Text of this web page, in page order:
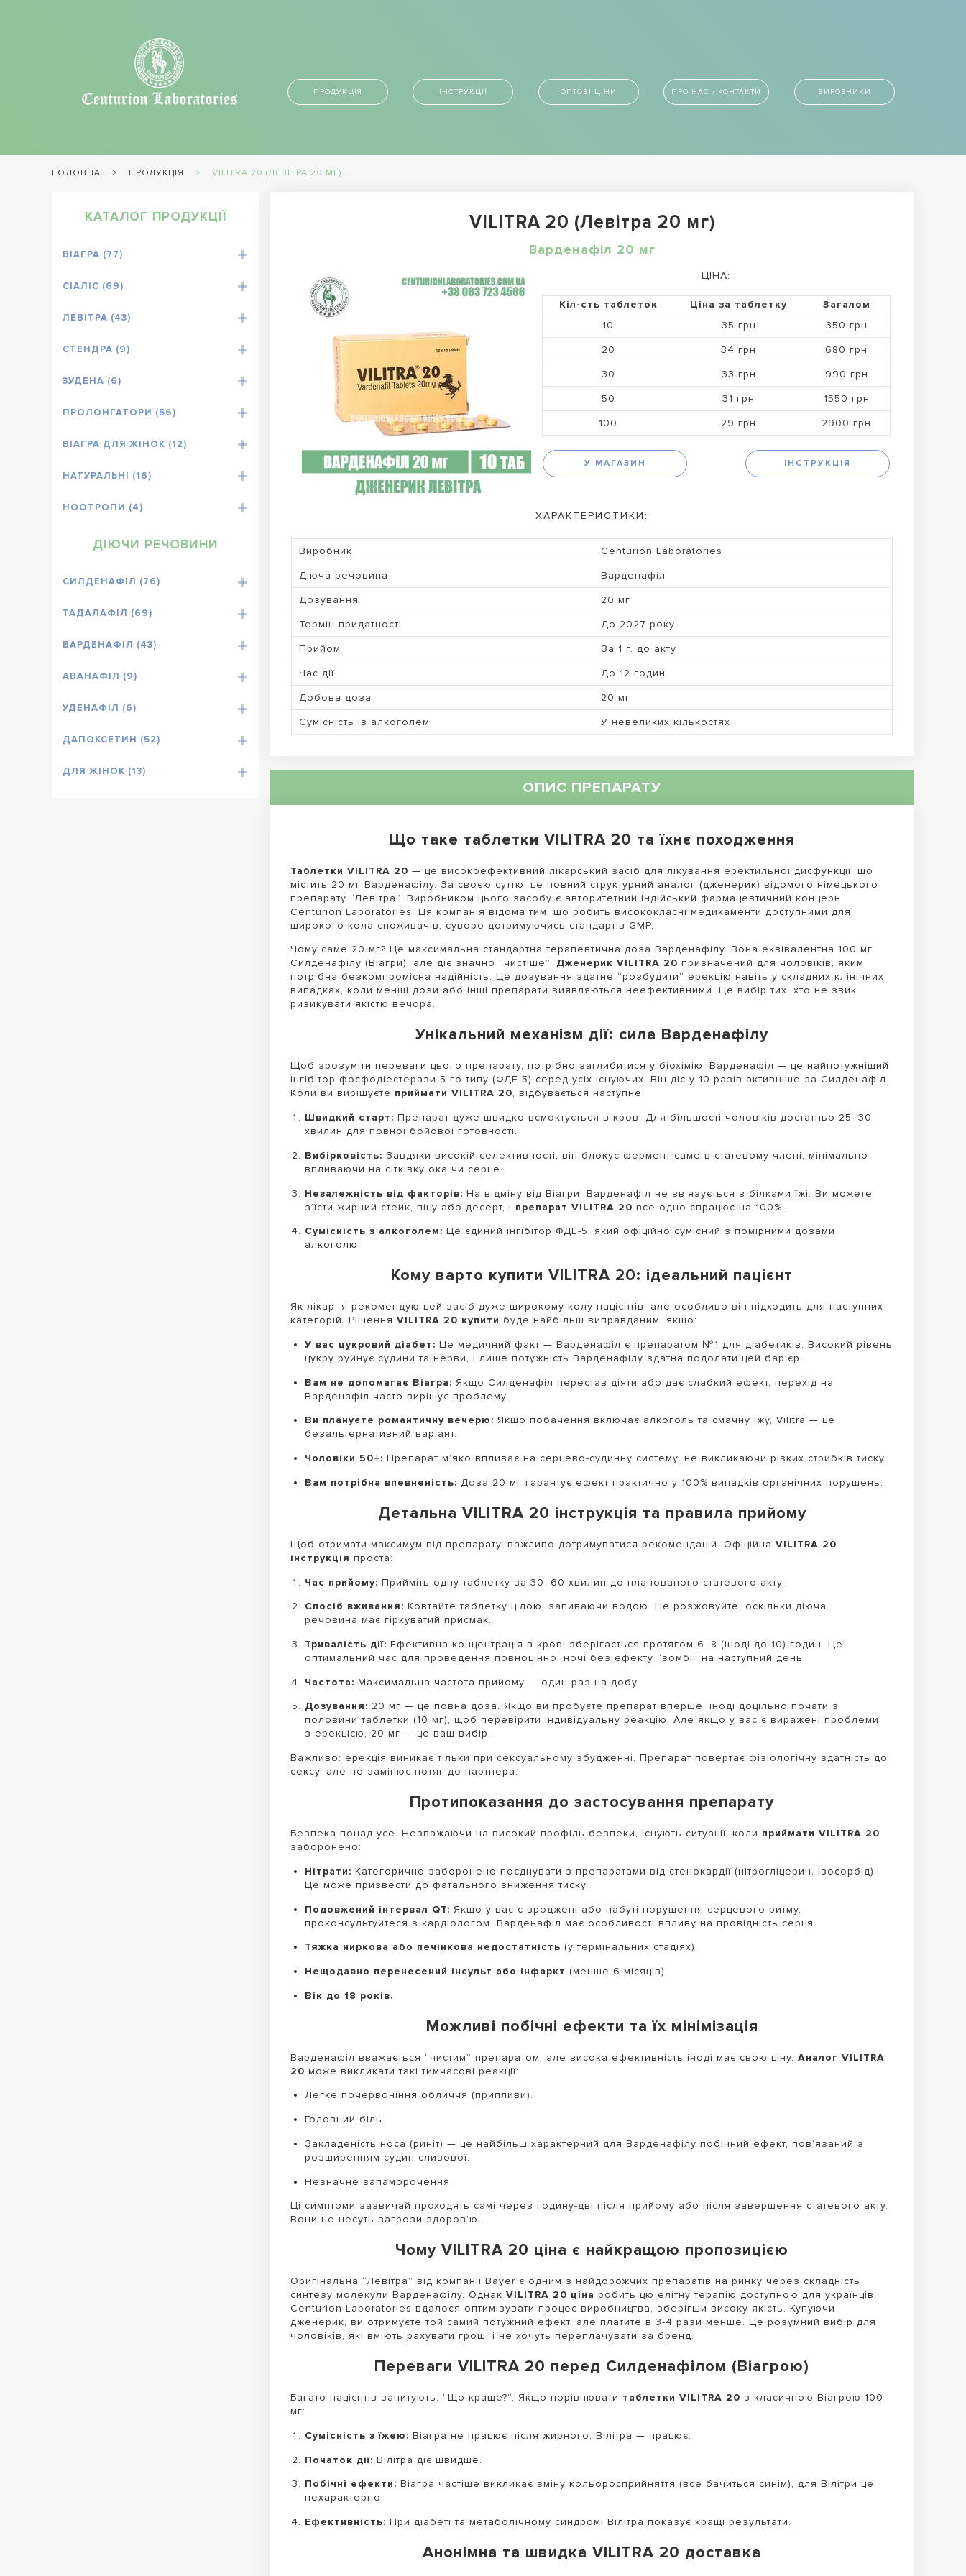
ПРОДУКЦІЯ ІНСТРУКЦІЇ ОПТОВІ ЦІНИ ПРО НАС / КОНТАКТИ ВИРОБНИКИ
ГОЛОВНА ПРОДУКЦІЯ VILITRA 20 (ЛЕВІТРА 20 МГ)
КАТАЛОГ ПРОДУКЦІЇ
ВІАГРА (77)
СІАЛІС (69)
ЛЕВІТРА (43)
СТЕНДРА (9)
ЗУДЕНА (6)
ПРОЛОНГАТОРИ (56)
ВІАГРА ДЛЯ ЖІНОК (12)
НАТУРАЛЬНІ (16)
НООТРОПИ (4)
ДІЮЧИ РЕЧОВИНИ
СИЛДЕНАФІЛ (76)
ТАДАЛАФІЛ (69)
ВАРДЕНАФІЛ (43)
АВАНАФІЛ (9)
УДЕНАФІЛ (6)
ДАПОКСЕТИН (52)
ДЛЯ ЖІНОК (13)
VILITRA 20 (Левітра 20 мг)
Варденафіл 20 мг
ЦІНА:
Кіл-сть таблеток Ціна за таблетку
Загалом
10
35 грн
350 грн
20
34 грн
680 грн
30
33 грн
990 грн
50
31 грн
1550 грн
100
29 грн 2900 грн
У МАГАЗИН ІНСТРУКЦІЯ
ХАРАКТЕРИСТИКИ:
Виробник
Centurion Laboratories
Діюча речовина
Варденафіл
Дозування
20 мг
Термін придатності
До 2027 року
Прийом
За 1 г. до акту
Час дії
До 12 годин
Добова доза
20 мг
Сумісність із алкоголем
У невеликих кількостях
ОПИС ПРЕПАРАТУ
Що таке таблетки VILITRA 20 та їхнє походження
Таблетки VILITRA 20 — це високоефективний лікарський засіб для лікування еректильної дисфункції, що
містить 20 мг Варденафілу. За своєю суттю, це повний структурний аналог (дженерик) відомого німецького
препарату “Левітра”. Виробником цього засобу є авторитетний індійський фармацевтичний концерн
Centurion Laboratories. Ця компанія відома тим, що робить висококласні медикаменти доступними для
широкого кола споживачів, суворо дотримуючись стандартів GMP.
Чому саме 20 мг? Це максимальна стандартна терапевтична доза Варденафілу. Вона еквівалентна 100 мг
Силденафілу (Віагри), але діє значно “чистіше”. Дженерик VILITRA 20 призначений для чоловіків, яким
потрібна безкомпромісна надійність. Це дозування здатне “розбудити” ерекцію навіть у складних клінічних
випадках, коли менші дози або інші препарати виявляються неефективними. Це вибір тих, хто не звик
ризикувати якістю вечора.
Унікальний механізм дії: сила Варденафілу
Щоб зрозуміти переваги цього препарату, потрібно заглибитися у біохімію. Варденафіл — це найпотужніший
інгібітор фосфодіестерази 5-го типу (ФДЕ-5) серед усіх існуючих. Він діє у 10 разів активніше за Силденафіл.
Коли ви вирішуєте приймати VILITRA 20, відбувається наступне:
Швидкий старт: Препарат дуже швидко всмоктується в кров. Для більшості чоловіків достатньо 25–30
хвилин для повної бойової готовності.
Вибірковість: Завдяки високій селективності, він блокує фермент саме в статевому члені, мінімально
впливаючи на сітківку ока чи серце.
Незалежність від факторів: На відміну від Віагри, Варденафіл не зв’язується з білками їжі. Ви можете
з’їсти жирний стейк, піцу або десерт, і препарат VILITRA 20 все одно спрацює на 100%.
Сумісність з алкоголем: Це єдиний інгібітор ФДЕ-5, який офіційно сумісний з помірними дозами
алкоголю.
Кому варто купити VILITRA 20: ідеальний пацієнт
Як лікар, я рекомендую цей засіб дуже широкому колу пацієнтів, але особливо він підходить для наступних
категорій. Рішення VILITRA 20 купити буде найбільш виправданим, якщо:
У вас цукровий діабет: Це медичний факт — Варденафіл є препаратом №1 для діабетиків. Високий рівень
цукру руйнує судини та нерви, і лише потужність Варденафілу здатна подолати цей бар’єр.
Вам не допомагає Віагра: Якщо Силденафіл перестав діяти або дає слабкий ефект, перехід на
Варденафіл часто вирішує проблему.
Ви плануєте романтичну вечерю: Якщо побачення включає алкоголь та смачну їжу, Vilitra — це
безальтернативний варіант.
Чоловіки 50+: Препарат м’яко впливає на серцево-судинну систему, не викликаючи різких стрибків тиску.
Вам потрібна впевненість: Доза 20 мг гарантує ефект практично у 100% випадків органічних порушень.
Детальна VILITRA 20 інструкція та правила прийому
Щоб отримати максимум від препарату, важливо дотримуватися рекомендацій. Офіційна VILITRA 20
інструкція проста:
Час прийому: Прийміть одну таблетку за 30–60 хвилин до планованого статевого акту.
Спосіб вживання: Ковтайте таблетку цілою, запиваючи водою. Не розжовуйте, оскільки діюча
речовина має гіркуватий присмак.
Тривалість дії: Ефективна концентрація в крові зберігається протягом 6–8 (іноді до 10) годин. Це
оптимальний час для проведення повноцінної ночі без ефекту “зомбі” на наступний день.
Частота: Максимальна частота прийому — один раз на добу.
Дозування: 20 мг — це повна доза. Якщо ви пробуєте препарат вперше, іноді доцільно почати з
половини таблетки (10 мг), щоб перевірити індивідуальну реакцію. Але якщо у вас є виражені проблеми
з ерекцією, 20 мг — це ваш вибір.
Важливо: ерекція виникає тільки при сексуальному збудженні. Препарат повертає фізіологічну здатність до
сексу, але не замінює потяг до партнера.
Протипоказання до застосування препарату
Безпека понад усе. Незважаючи на високий профіль безпеки, існують ситуації, коли приймати VILITRA 20
заборонено:
Нітрати: Категорично заборонено поєднувати з препаратами від стенокардії (нітрогліцерин, ізосорбід).
Це може призвести до фатального зниження тиску.
Подовжений інтервал QT: Якщо у вас є вроджені або набуті порушення серцевого ритму,
проконсультуйтеся з кардіологом. Варденафіл має особливості впливу на провідність серця.
Тяжка ниркова або печінкова недостатність (у термінальних стадіях).
Нещодавно перенесений інсульт або інфаркт (менше 6 місяців).
Вік до 18 років.
Можливі побічні ефекти та їх мінімізація
Варденафіл вважається “чистим” препаратом, але висока ефективність іноді має свою ціну. Аналог VILITRA
20 може викликати такі тимчасові реакції:
Легке почервоніння обличчя (припливи).
Головний біль.
Закладеність носа (риніт) — це найбільш характерний для Варденафілу побічний ефект, пов’язаний з
розширенням судин слизової.
Незначне запаморочення.
Ці симптоми зазвичай проходять самі через годину-дві після прийому або після завершення статевого акту.
Вони не несуть загрози здоров’ю.
Чому VILITRA 20 ціна є найкращою пропозицією
Оригінальна “Левітра” від компанії Bayer є одним з найдорожчих препаратів на ринку через складність
синтезу молекули Варденафілу. Однак VILITRA 20 ціна робить цю елітну терапію доступною для українців.
Centurion Laboratories вдалося оптимізувати процес виробництва, зберігши високу якість. Купуючи
дженерик, ви отримуєте той самий потужний ефект, але платите в 3-4 рази менше. Це розумний вибір для
чоловіків, які вміють рахувати гроші і не хочуть переплачувати за бренд.
Переваги VILITRA 20 перед Силденафілом (Віагрою)
Багато пацієнтів запитують: “Що краще?”. Якщо порівнювати таблетки VILITRA 20 з класичною Віагрою 100
мг:
Сумісність з їжею: Віагра не працює після жирного, Вілітра — працює.
Початок дії: Вілітра діє швидше.
Побічні ефекти: Віагра частіше викликає зміну кольоросприйняття (все бачиться синім), для Вілітри це
нехарактерно.
Ефективність: При діабеті та метаболічному синдромі Вілітра показує кращі результати.
Анонімна та швидка VILITRA 20 доставка